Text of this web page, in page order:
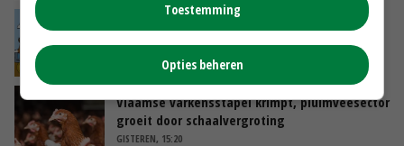
Internationale vraag naar geitenzuivel blijft
groot: Nederland in Europese top
GISTEREN, 15:33
Vlaamse varkensstapel krimpt, pluimveesector
groeit door schaalvergroting
GISTEREN, 15:20
Toestemming
Opties beheren